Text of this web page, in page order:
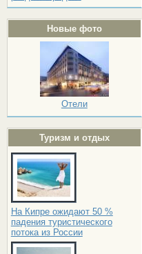
Новые фото
Отели
Туризм и отдых
На Кипре ожидают 50 %
падения туристического
потока из России